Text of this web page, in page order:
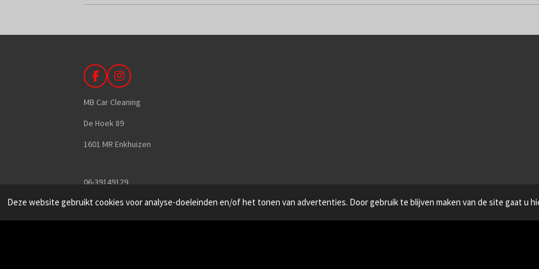
Deze website gebruikt cookies voor analyse-doeleinden en/of het tonen van advertenties. Door gebruik te blijven maken van de site gaat u
F
a
c
b
o
I
n
s
a
r
MB Car Cleaning
De Hoek 89
1601 MR Enkhuizen
06-39149129
info@mbcarcleaning.nl